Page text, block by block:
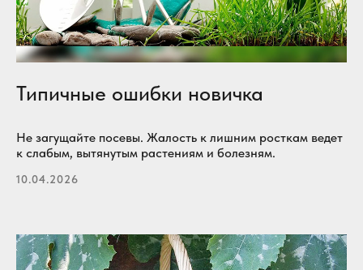
Типичные ошибки новичка
Не загущайте посевы. Жалость к лишним росткам ведет
к слабым, вытянутым растениям и болезням.
10.04.2026